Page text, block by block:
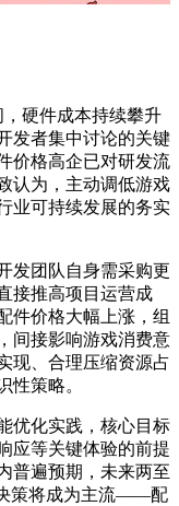
硬件成本持续攀升
发者集中讨论的关键
价格高企已对研发流
认为，主动调低游戏
业可持续发展的务实
发团队自身需采购更
接推高项目运营成
件价格大幅上涨，组
间接影响游戏消费意
现、合理压缩资源占
性策略。
优化实践，核心目标
应等关键体验的前提
普遍预期，未来两至
策将成为主流——配